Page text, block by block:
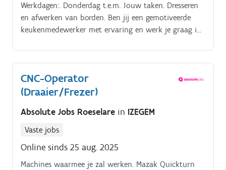
Werkdagen:. Donderdag t.e.m. Jouw taken. Dresseren
en afwerken van borden. Ben jij een gemotiveerde
keukenmedewerker met ervaring en werk je graag in
naar jou!.
CNC-Operator
(Draaier/Frezer)
Absolute Jobs Roeselare in IZEGEM
Vaste jobs
Online sinds 25 aug. 2025
Machines waarmee je zal werken. Mazak Quickturn